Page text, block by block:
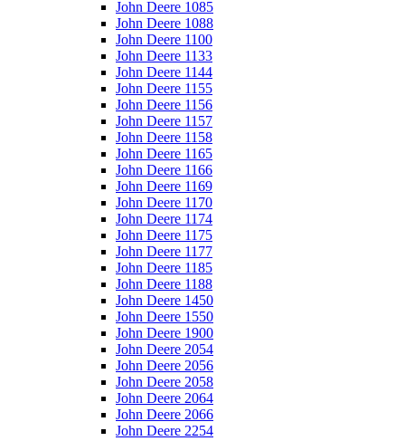
John Deere 1085
John Deere 1088
John Deere 1100
John Deere 1133
John Deere 1144
John Deere 1155
John Deere 1156
John Deere 1157
John Deere 1158
John Deere 1165
John Deere 1166
John Deere 1169
John Deere 1170
John Deere 1174
John Deere 1175
John Deere 1177
John Deere 1185
John Deere 1188
John Deere 1450
John Deere 1550
John Deere 1900
John Deere 2054
John Deere 2056
John Deere 2058
John Deere 2064
John Deere 2066
John Deere 2254